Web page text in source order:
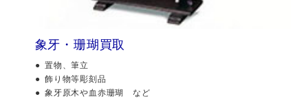
象牙・珊瑚買取
置物、筆立
飾り物等彫刻品
象牙原木や血赤珊瑚 など